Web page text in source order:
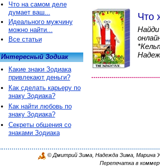
Что
Что на самом деле
думает ваш...
Идеального мужчину
можно найти...
Все статьи
Интересный Зодиак
Какие знаки Зодиака
привлекают деньги?
Как сделать карьеру по
знаку Зодиака?
Как найти любовь по
знаку Зодиака?
Секреты общения со
знаками Зодиака
© Дмитрий Зима, Надежда Зима, Марина
Перепечатка в